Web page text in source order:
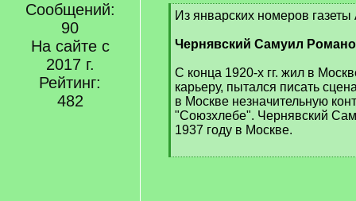
Сообщений:
90
На сайте с
2017 г.
Рейтинг:
482
[
]
Из январских номеров газеты
Чернявский Самуил
С конца 1920-х гг. жил в
карьеру, пытался писать
в Москве незначительную
"Союзхлебе". Чернявский
1937 году в Москве.
[